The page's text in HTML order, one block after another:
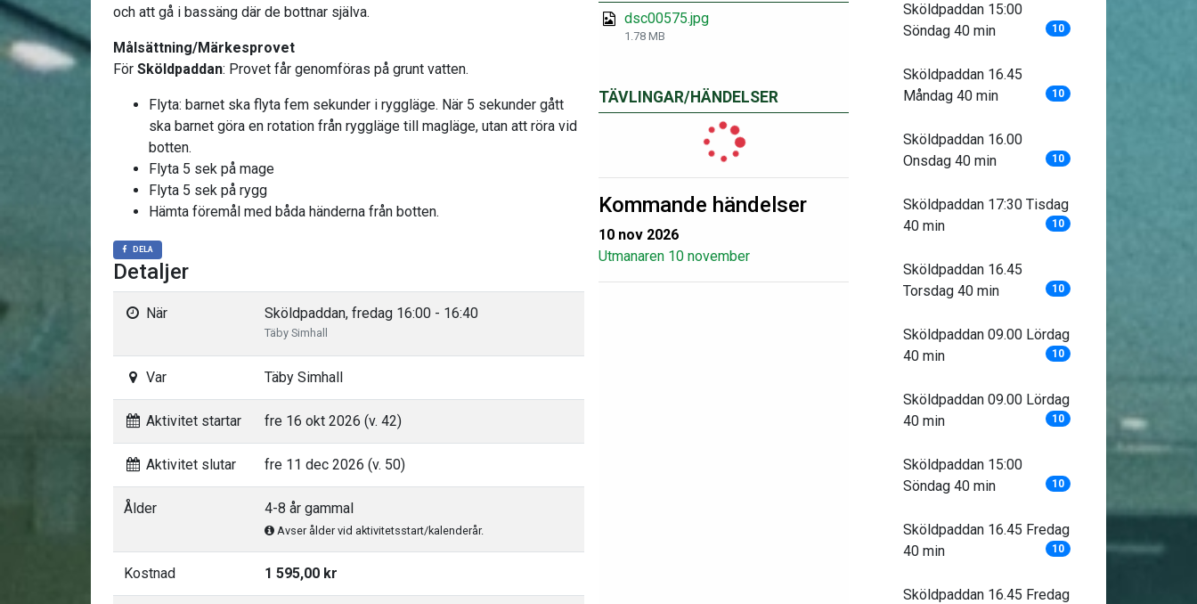
dsc00575.jpg
1.78 MB
TÄVLINGAR/HÄNDELSER
Kommande händelser
10 nov 2026
Utmanaren 10 november
och att gå i bassäng där de bottnar själva.
Målsättning/Märkesprovet
För Sköldpaddan: Provet får genomföras på grunt vatten.
Flyta: barnet ska flyta fem sekunder i ryggläge. När 5 sekunder gått
ska barnet göra en rotation från ryggläge till magläge, utan att röra vid
botten.
Flyta 5 sek på mage
Flyta 5 sek på rygg
Hämta föremål med båda händerna från botten.
DELA
Detaljer
När Sköldpaddan, fredag 16:00 - 16:40
Täby Simhall
Var Täby Simhall
Aktivitet startar fre 16 okt 2026 (v. 42)
Aktivitet slutar fre 11 dec 2026 (v. 50)
Ålder 4-8 år gammal
Avser ålder vid aktivitetsstart/kalenderår.
Kostnad 1 595,00 kr
Sköldpaddan 15:00
Söndag 40 min
10
Sköldpaddan 16.45
Måndag 40 min
10
Sköldpaddan 16.00
Onsdag 40 min
10
Sköldpaddan 17:30 Tisdag
40 min
10
Sköldpaddan 16.45
Torsdag 40 min
10
Sköldpaddan 09.00 Lördag
40 min
10
Sköldpaddan 09.00 Lördag
40 min
10
Sköldpaddan 15:00
Söndag 40 min
10
Sköldpaddan 16.45 Fredag
40 min
10
Sköldpaddan 16.45 Fredag